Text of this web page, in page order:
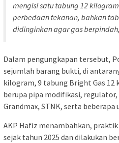
mengisi satu tabung 12
perbedaan tekanan, bahkan
didinginkan agar gas
Dalam pengungkapan tersebut,
sejumlah barang bukti, di
kilogram, 9 tabung Bright Gas
berupa pipa modifikasi,
Grandmax, STNK, serta beberapa
AKP Hafiz menambahkan,
sejak tahun 2025 dan dilakukan